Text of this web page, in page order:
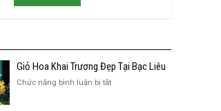
Giỏ Hoa Khai Trương Đẹp Tại Bạc Liêu
Chức năng bình luận bị tắtở